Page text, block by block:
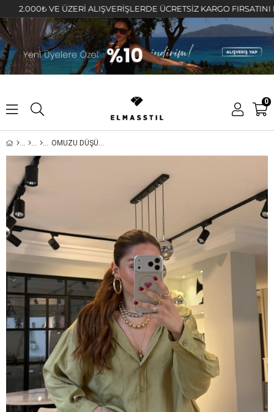
VE ÜZERİ ALIŞVERİŞLERDE ÜCRETSİZ KARGO FIRSATINI
0
OMUZU DÜŞÜK OVERSIZE GÖMLEK/4612